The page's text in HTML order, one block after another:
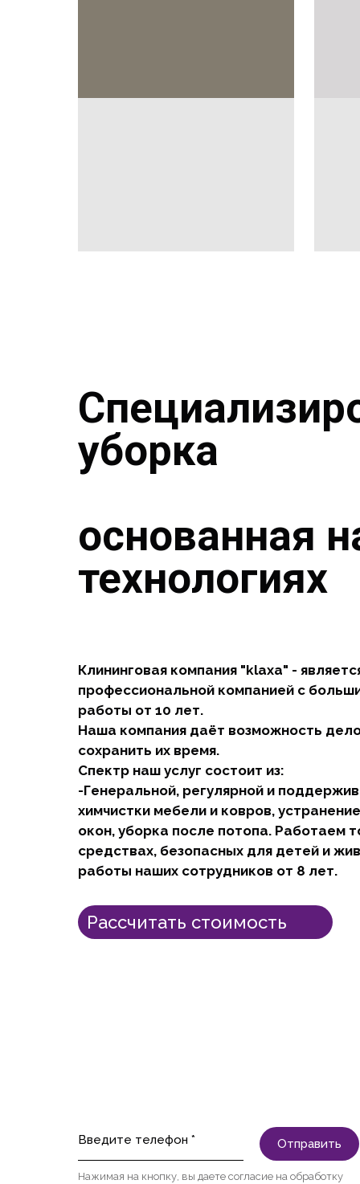
С
уборка
основанная
технологиях
Клининговая компания "klaxa" -
профессиональной компанией с
работы от 10 лет.
Наша компания даёт возможность
сохранить их время.
Спектр наш услуг состоит из:
-Генеральной, регулярной и
химчистки мебели и ковров,
окон, уборка после потопа. Работаем
средствах, безопасных для детей и
работы наших сотрудников от 8 лет.
Рассчитать стоимость
Введите телефон * Отправить
Нажимая на кнопку, вы даете согласие на обработку